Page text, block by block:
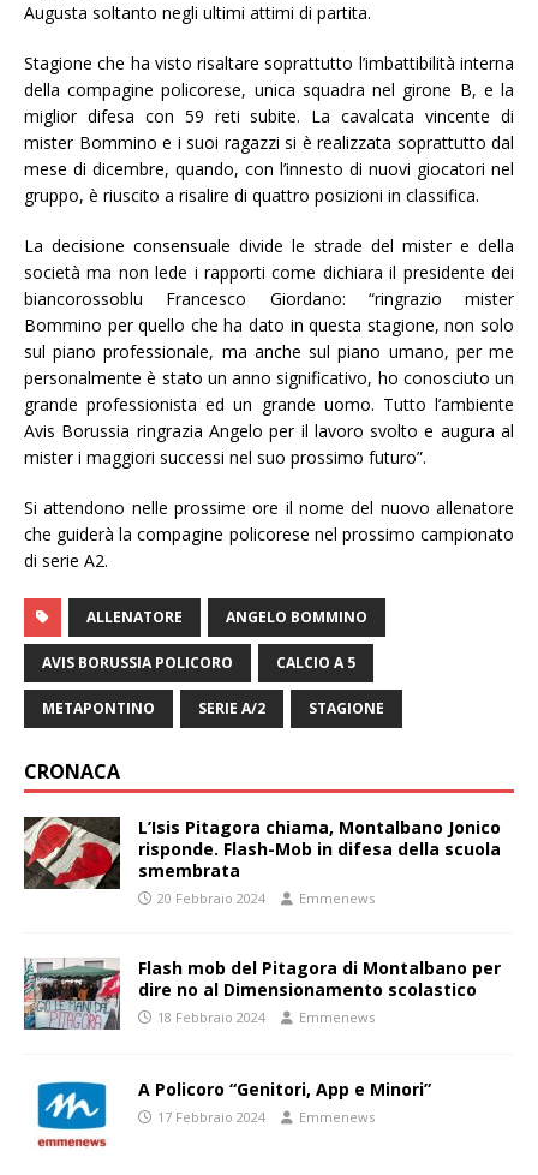
Augusta soltanto negli ultimi attimi di partita.
Stagione che ha visto risaltare soprattutto l’imbattibilità interna
della compagine policorese, unica squadra nel girone B, e la
miglior difesa con 59 reti subite. La cavalcata vincente di
mister Bommino e i suoi ragazzi si è realizzata soprattutto dal
mese di dicembre, quando, con l’innesto di nuovi giocatori nel
gruppo, è riuscito a risalire di quattro posizioni in classifica.
La decisione consensuale divide le strade del mister e della
società ma non lede i rapporti come dichiara il presidente dei
biancorossoblu Francesco Giordano: “ringrazio mister
Bommino per quello che ha dato in questa stagione, non solo
sul piano professionale, ma anche sul piano umano, per me
personalmente è stato un anno significativo, ho conosciuto un
grande professionista ed un grande uomo. Tutto l’ambiente
Avis Borussia ringrazia Angelo per il lavoro svolto e augura al
mister i maggiori successi nel suo prossimo futuro”.
Si attendono nelle prossime ore il nome del nuovo allenatore
che guiderà la compagine policorese nel prossimo campionato
di serie A2.
ALLENATORE ANGELO BOMMINO
AVIS BORUSSIA POLICORO CALCIO A 5
METAPONTINO SERIE A/2 STAGIONE
CRONACA
L’Isis Pitagora chiama, Montalbano Jonico
risponde. Flash-Mob in difesa della scuola
smembrata
20 Febbraio 2024 Emmenews
Flash mob del Pitagora di Montalbano per
dire no al Dimensionamento scolastico
18 Febbraio 2024 Emmenews
A Policoro “Genitori, App e Minori”
17 Febbraio 2024 Emmenews